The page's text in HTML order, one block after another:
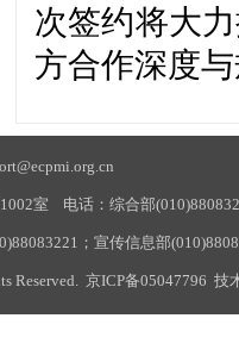
次签约将大
方合作深度
室 电话：综合部
；宣传信息部
Reserved. 京ICP备05047796 技